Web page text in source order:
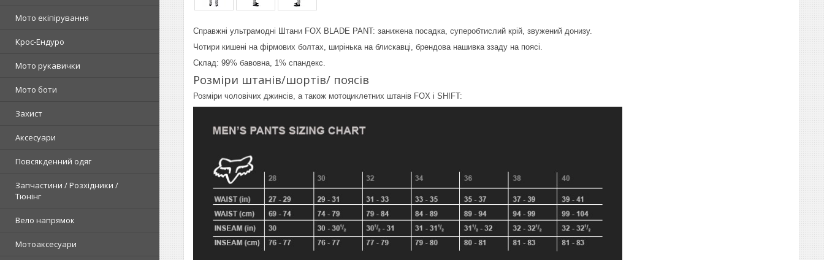
Мото екіпірування
Крос-Ендуро
Мото рукавички
Мото боти
Захист
Аксесуари
Повсякденний одяг
Запчастини / Розхідники /
Тюнінг
Вело напрямок
Мотоаксесуари
Справжні ультрамодні Штани FOX BLADE PANT: занижена посадка, суперобтислий крій, звужений донизу.
Чотири кишені на фірмових болтах, ширінька на блискавці, брендова нашивка ззаду на поясі.
Склад: 99% бавовна, 1% спандекс.
Розміри штанів/шортів/ поясів
Розміри чоловічих джинсів, а також мотоциклетних штанів FOX і SHIFT: